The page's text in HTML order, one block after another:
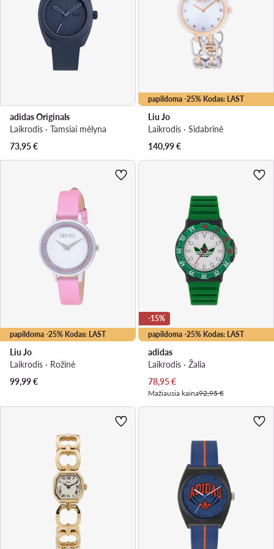
adidas Originals
Laikrodis · Tamsiai mėlyna
73,95€
papildoma -25% Kodas: LAST
Liu Jo
Laikrodis · Sidabrinė
140,99€
papildoma -25% Kodas: LAST
Liu Jo
Laikrodis · Rožinė
99,99€
papildoma -25% Kodas: LAST
-15%
adidas
Laikrodis · Žalia
Dabartinė kaina
78,95€
Mažiausia kaina92,95 €